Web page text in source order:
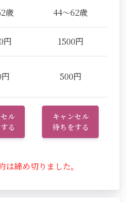
歳 44～62歳
円 1500円
500円
ル
る
キャンセル
待ちをする
は締め切りました。